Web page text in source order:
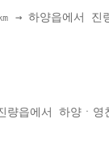
→ 하양읍에서 진
읍에서 하양ㆍ